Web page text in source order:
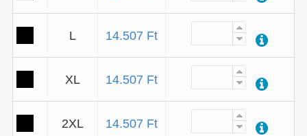
L 14.507 Ft
XL 14.507 Ft
2XL 14.507 Ft